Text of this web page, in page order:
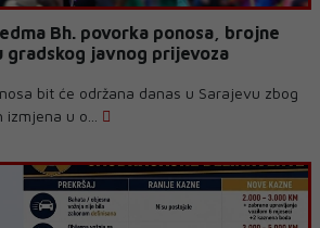
Bh. povorka ponosa, brojne
gradskog javnog prijevoza
bit će održana danas u Sarajevu zbog
u o...